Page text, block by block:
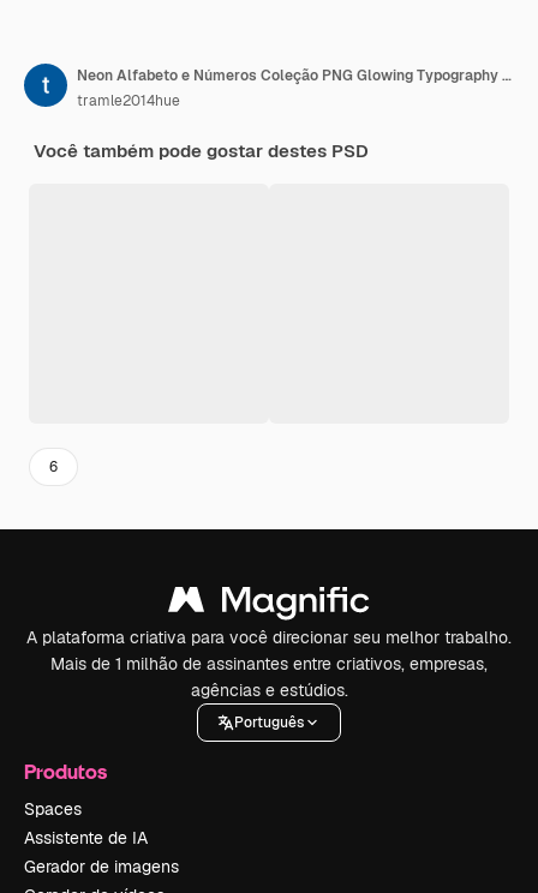
Neon Alfabeto e Números Coleção PNG Glowing Typography Elemento de Design para Arte Gráfica Moderna
tramle2014hue
Você também pode gostar destes PSD
6
A plataforma criativa para você direcionar seu melhor trabalho.
Mais de 1 milhão de assinantes entre criativos, empresas,
agências e estúdios.
Português
Produtos
Spaces
Assistente de IA
Gerador de imagens